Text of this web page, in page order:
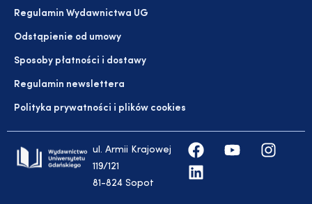
Regulamin Wydawnictwa UG
Odstąpienie od umowy
Sposoby płatności i dostawy
Regulamin newslettera
Polityka prywatności i plików cookies
ul. Armii Krajowej
119/121
81-824 Sopot